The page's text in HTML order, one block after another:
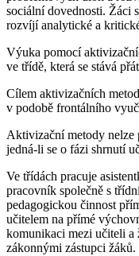
sociální dovednosti. Žáci
rozvíjí analytické a
Výuka pomocí
ve třídě, která se stává
Cílem aktivizačních
v podobě frontálního
Aktivizační metody nelze
jedná-li se o fázi shrnutí
Ve třídách pracuje
pracovník společně s
pedagogickou činnost
učitelem na přímé
komunikaci mezi učiteli a
zákonnými zástupci žáků.